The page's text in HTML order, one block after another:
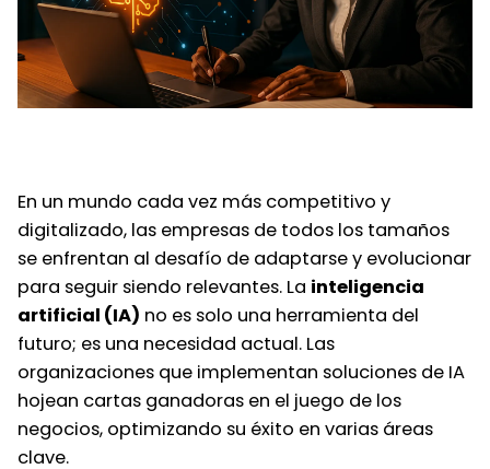
En un mundo cada vez más competitivo y
digitalizado, las empresas de todos los tamaños
se enfrentan al desafío de adaptarse y evolucionar
para seguir siendo relevantes. La inteligencia
artificial (IA) no es solo una herramienta del
futuro; es una necesidad actual. Las
organizaciones que implementan soluciones de IA
hojean cartas ganadoras en el juego de los
negocios, optimizando su éxito en varias áreas
clave.